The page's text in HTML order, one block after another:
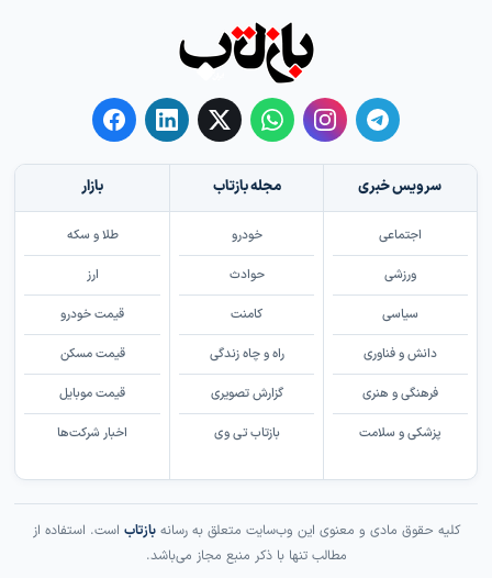
سرویس خبری
اجتماعی
ورزشی
سیاسی
دانش و فناوری
فرهنگی و هنری
پزشکی و سلامت
مجله بازتاب
خودرو
حوادث
کامنت
راه و چاه زندگی
گزارش تصویری
بازتاب تی وی
بازار
طلا و سکه
ارز
قیمت خودرو
قیمت مسکن
قیمت موبایل
اخبار شرکت‌ها
کلیه حقوق مادی و معنوی این وب‌سایت متعلق به رسانهبازتاب است. استفاده از
مطالب تنها با ذکر منبع مجاز می‌باشد.